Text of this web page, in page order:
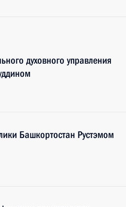
духовного управления
Башкортостан Рустэмом